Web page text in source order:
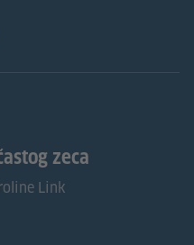
zeca
Link